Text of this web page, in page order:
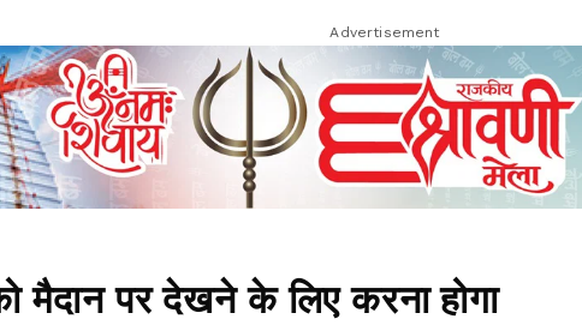
Advertisement
मैदान पर देखने के लिए करना होगा